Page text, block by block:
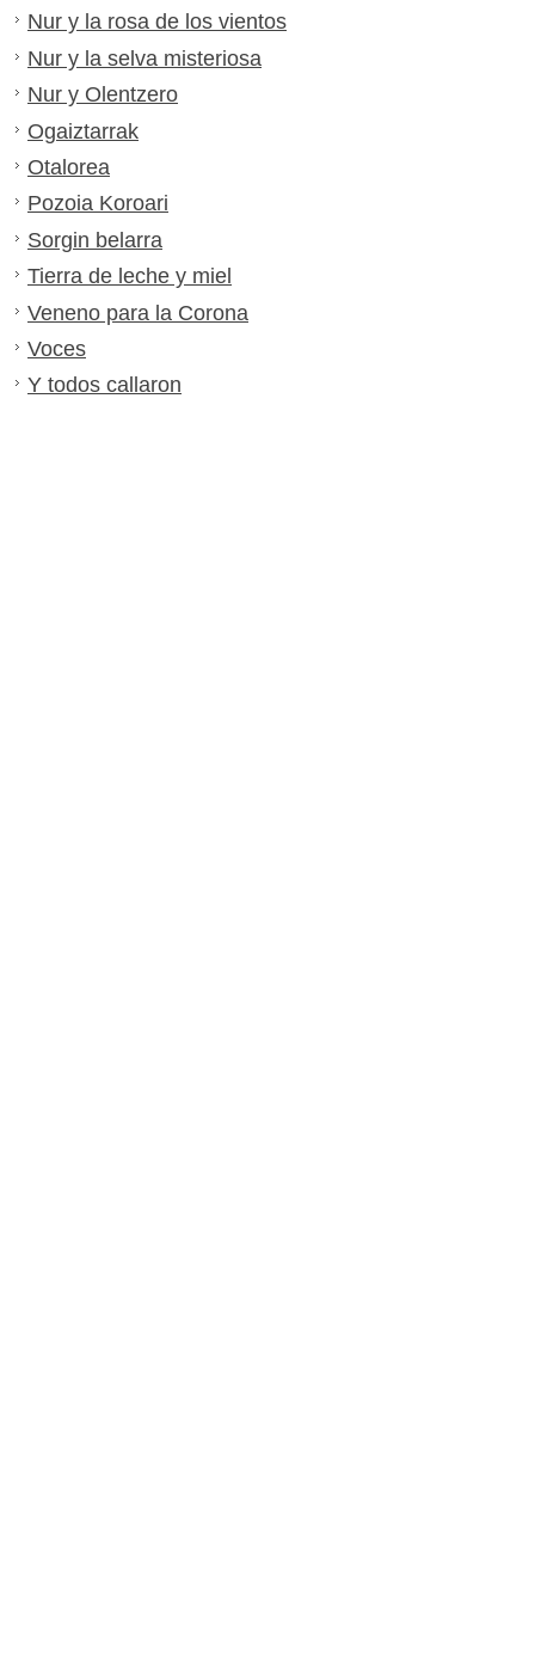
Nur y la rosa de los vientos
Nur y la selva misteriosa
Nur y Olentzero
Ogaiztarrak
Otalorea
Pozoia Koroari
Sorgin belarra
Tierra de leche y miel
Veneno para la Corona
Voces
Y todos callaron